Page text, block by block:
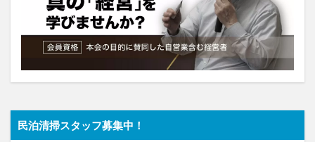
民泊清掃スタッフ募集中！